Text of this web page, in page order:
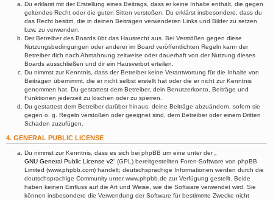
Du erklärst mit der Erstellung eines Beitrags, dass er keine Inhalte enthält, die gegen
geltendes Recht oder die guten Sitten verstoßen. Du erklärst insbesondere, dass du
das Recht besitzt, die in deinen Beiträgen verwendeten Links und Bilder zu setzen
bzw. zu verwenden.
Der Betreiber des Boards übt das Hausrecht aus. Bei Verstößen gegen diese
Nutzungsbedingungen oder anderer im Board veröffentlichten Regeln kann der
Betreiber dich nach Abmahnung zeitweise oder dauerhaft von der Nutzung dieses
Boards ausschließen und dir ein Hausverbot erteilen.
Du nimmst zur Kenntnis, dass der Betreiber keine Verantwortung für die Inhalte von
Beiträgen übernimmt, die er nicht selbst erstellt hat oder die er nicht zur Kenntnis
genommen hat. Du gestattest dem Betreiber, dein Benutzerkonto, Beiträge und
Funktionen jederzeit zu löschen oder zu sperren.
Du gestattest dem Betreiber darüber hinaus, deine Beiträge abzuändern, sofern sie
gegen o. g. Regeln verstoßen oder geeignet sind, dem Betreiber oder einem Dritten
Schaden zuzufügen.
4. GENERAL PUBLIC LICENSE
Du nimmst zur Kenntnis, dass es sich bei phpBB um eine unter der „
GNU General Public License v2“ (GPL) bereitgestellten Foren-Software von phpBB
Limited (www.phpbb.com) handelt; deutschsprachige Informationen werden durch die
deutschsprachige Community unter www.phpbb.de zur Verfügung gestellt. Beide
haben keinen Einfluss auf die Art und Weise, wie die Software verwendet wird. Sie
können insbesondere die Verwendung der Software für bestimmte Zwecke nicht